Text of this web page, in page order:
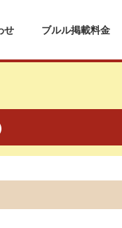
せ ブルル掲載料金